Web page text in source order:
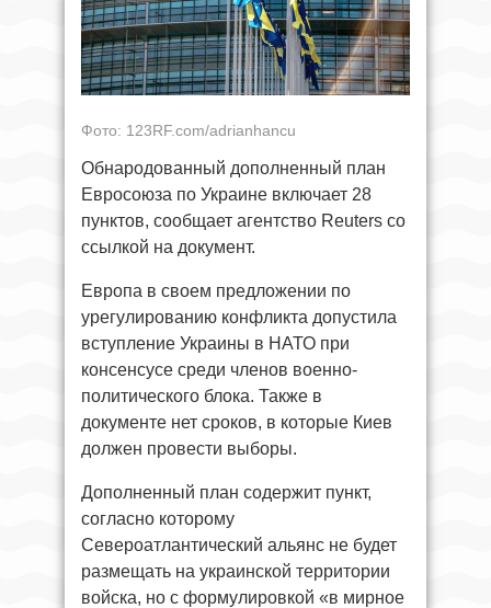
Фото: 123RF.com/adrianhancu
Обнародованный дополненный план
Евросоюза по Украине включает 28
пунктов, сообщает агентство Reuters со
ссылкой на документ.
Европа в своем предложении по
урегулированию конфликта допустила
вступление Украины в НАТО при
консенсусе среди членов военно-
политического блока. Также в
документе нет сроков, в которые Киев
должен провести выборы.
Дополненный план содержит пункт,
согласно которому
Североатлантический альянс не будет
размещать на украинской территории
войска, но с формулировкой «в мирное